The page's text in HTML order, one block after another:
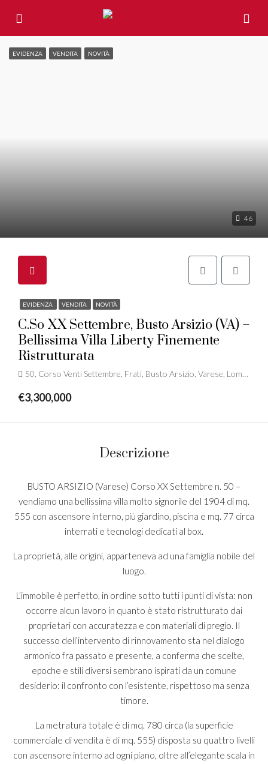
46
EVIDENZA VENDITA NOVITÀ
EVIDENZA VENDITA NOVITÀ
C.so XX Settembre, Busto Arsizio (VA) –
Bellissima Villa Liberty Finemente
Ristrutturata
50, Corso Venti Settembre, Frati, Busto Arsizio, Varese, Lombardia, 21052, Italia
€3,300,000
Descrizione
BUSTO ARSIZIO (Varese) Corso XX Settembre n. 50 –
vendiamo una bellissima villa molto signorile del 1904 di mq.
555 con ascensore interno, più giardino, piscina e mq. 77 circa
interrati e tecnologi dedicati al box.
La proprietà, alle origini, apparteneva ad una famiglia nobile del
luogo.
L’immobile è perfetto, in ordine sotto tutti i punti di vista: non
occorre alcun lavoro in quanto è stato ristrutturato dai
proprietari con accuratezza e con materiali di pregio. Il
successo dell’intervento di rinnovamento sta nel dialogo
armonico fra passato e presente, a conferma che scelte,
epoche e stili diversi sembrano ispirati da un comune
desiderio: il confronto con l’esistente, rispettoso ma senza
timore.
La metratura totale è di mq. 780 circa (la superficie
commerciale di vendita è di mq. 555) disposta su quattro livelli
con ascensore interno ad ogni piano, oltre all’elegante scala in